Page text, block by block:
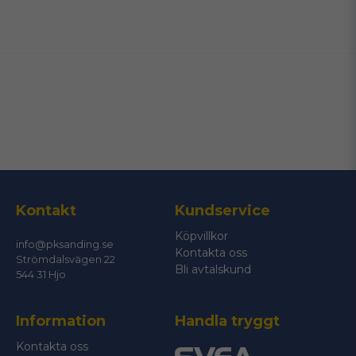
Ja, ni får publicera min fråga
Skicka fråga
Kontakt
info@pksanding.se
Strömdalsvägen 22
544 31 Hjo
Kundservice
Köpvillkor
Kontakta oss
Bli avtalskund
Information
Kontakta oss
Handla tryggt